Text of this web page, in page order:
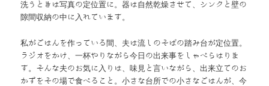
洗うときは写真の定位置に。器は自然乾燥させて、シンクと壁の
隙間収納の中に入れています。
私がごはんを作っている間、夫は流しのそばの踏み台が定位置。
ラジオをかけ、一杯やりながら今日の出来事をしゃべらはりま
す。そんな夫のお気に入りは、味見と言いながら、出来立てのお
かずをその場で食べること。小さな台所での小さなごはんが、今